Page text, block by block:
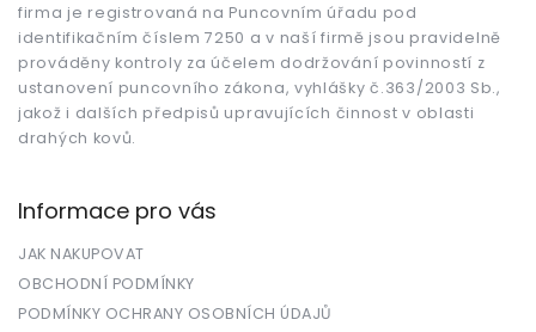
firma je registrovaná na Puncovním úřadu pod
identifikačním číslem 7250 a v naší firmě jsou pravidelně
prováděny kontroly za účelem dodržování povinností z
ustanovení puncovního zákona, vyhlášky č.363/2003 Sb.,
jakož i dalších předpisů upravujících činnost v oblasti
drahých kovů.
Informace pro vás
JAK NAKUPOVAT
OBCHODNÍ PODMÍNKY
PODMÍNKY OCHRANY OSOBNÍCH ÚDAJŮ